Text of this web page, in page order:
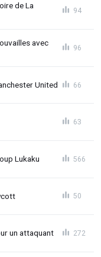
de La
94
avec
96
United 66
63
Lukaku 566
50
un attaquant 272